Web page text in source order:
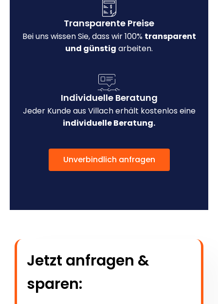
Transparente Preise
Bei uns wissen Sie, dass wir 100% transparent
und günstig arbeiten.
Individuelle Beratung
Jeder Kunde aus Villach erhält kostenlos eine
individuelle Beratung.
Unverbindlich anfragen
Jetzt anfragen &
sparen: